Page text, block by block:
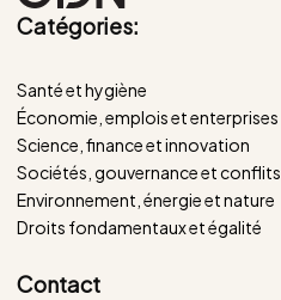
Catégories:
Santé et hygiène
Économie, emplois et enterprises
Science, finance et innovation
Sociétés, gouvernance et conflits
Environnement, énergie et nature
Droits fondamentaux et égalité
Contact